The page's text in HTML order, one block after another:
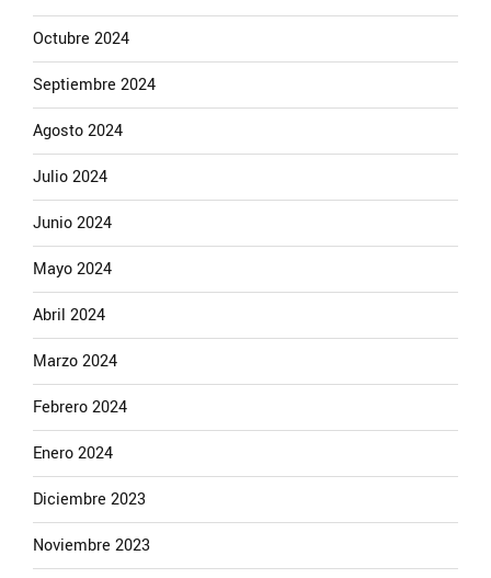
Octubre 2024
Septiembre 2024
Agosto 2024
Julio 2024
Junio 2024
Mayo 2024
Abril 2024
Marzo 2024
Febrero 2024
Enero 2024
Diciembre 2023
Noviembre 2023